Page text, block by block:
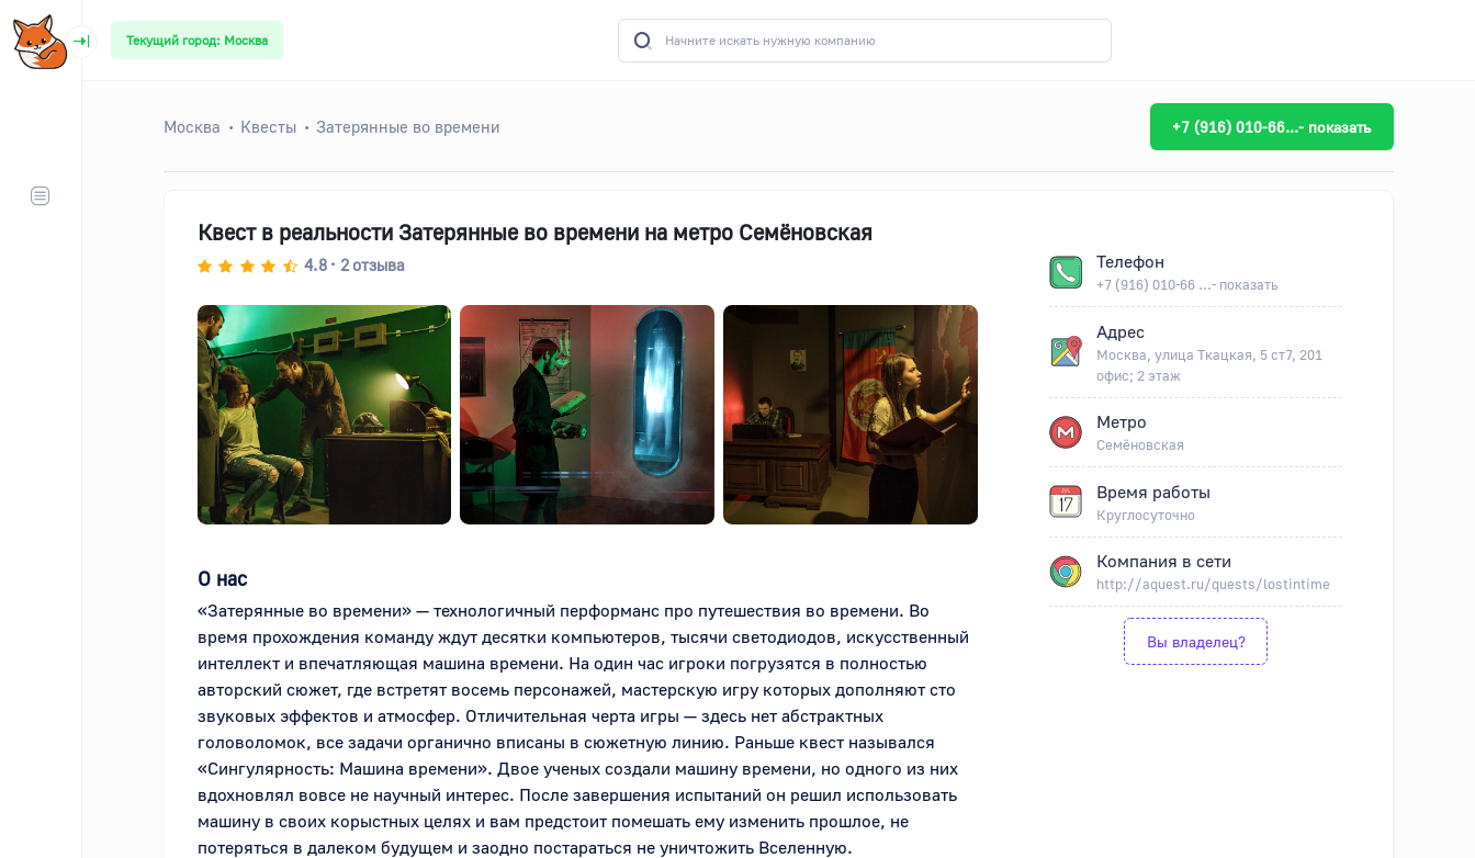
Текущий город: Москва
Москва Квесты Затерянные во времени +7 (916) 010-66...- показать
Квест в реальности Затерянные во времени на метро Семёновская
4.8 • 2отзыва
О нас
«Затерянные во времени» — технологичный перформанс про путешествия во времени. Во
время прохождения команду ждут десятки компьютеров, тысячи светодиодов, искусственный
интеллект и впечатляющая машина времени. На один час игроки погрузятся в полностью
авторский сюжет, где встретят восемь персонажей, мастерскую игру которых дополняют сто
звуковых эффектов и атмосфер. Отличительная черта игры — здесь нет абстрактных
головоломок, все задачи органично вписаны в сюжетную линию. Раньше квест назывался
«Сингулярность: Машина времени». Двое ученых создали машину времени, но одного из них
вдохновлял вовсе не научный интерес. После завершения испытаний он решил использовать
машину в своих корыстных целях и вам предстоит помешать ему изменить прошлое, не
потеряться в далеком будущем и заодно постараться не уничтожить Вселенную.
Телефон
+7 (916) 010-66 ...- показать
Адрес
Москва, улица Ткацкая, 5 ст7, 201
офис; 2 этаж
Метро
Семёновская
Время работы
Круглосуточно
Компания в сети
http://aquest.ru/quests/lostintime
Вы владелец?